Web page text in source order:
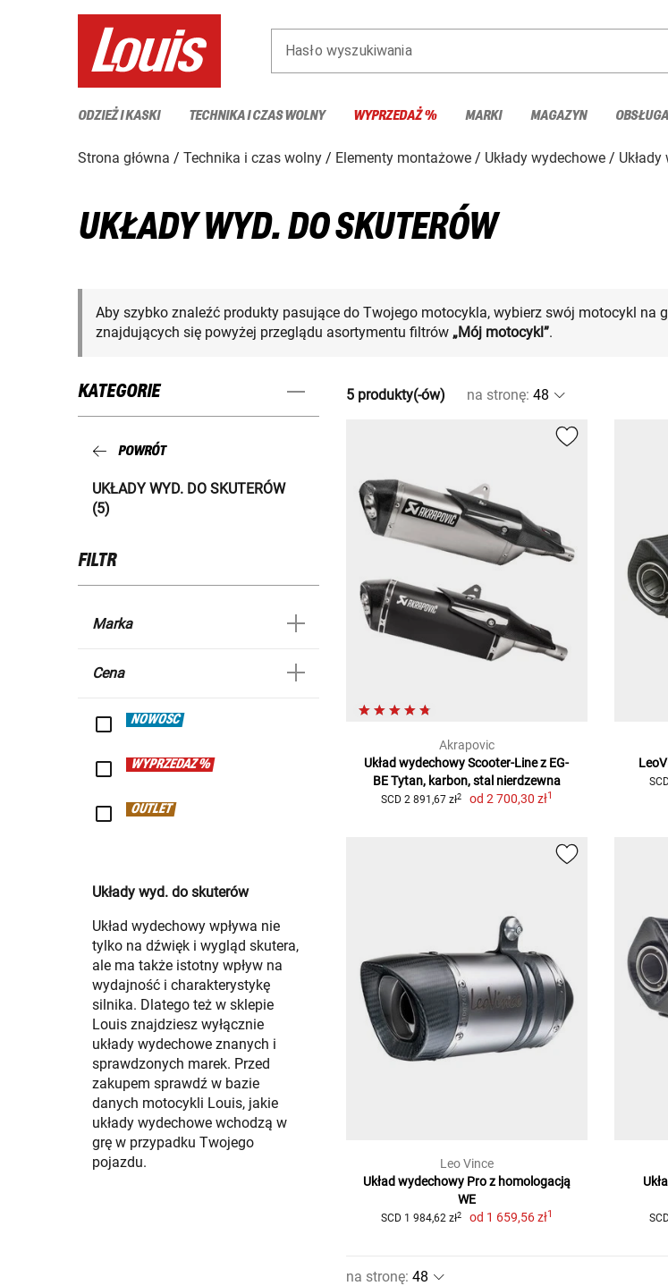
Hasło wyszukiwania
ODZIEŻ I KASKI TECHNIKA I CZAS WOLNY WYPRZEDAŻ % MARKI MAGAZYN
Strona główna Technika i czas wolny Elementy montażowe Układy wydechowe
UKŁADY WYD. DO SKUTERÓW
Aby szybko znaleźć produkty pasujące do Twojego motocykla, wybierz swój motocykl na
znajdujących się powyżej przeglądu asortymentu filtrów „Mój motocykl”.
KATEGORIE
POWRÓT
UKŁADY WYD. DO SKUTERÓW
(5)
FILTR
Marka
Cena
NOWOŚĆ
WYPRZEDAŻ %
OUTLET
Układy wyd. do skuterów
Układ wydechowy wpływa nie
tylko na dźwięk i wygląd skutera,
ale ma także istotny wpływ na
wydajność i charakterystykę
silnika. Dlatego też w sklepie
Louis znajdziesz wyłącznie
układy wydechowe znanych i
sprawdzonych marek. Przed
zakupem sprawdź w bazie
danych motocykli Louis, jakie
układy wydechowe wchodzą w
grę w przypadku Twojego
pojazdu.
5 produkty(-ów) na stronę:
Akrapovic
Układ wydechowy Scooter-Line z EG-
BE Tytan, karbon, stal nierdzewna
SCD 2 891,67 zł2 od2 700,30 zł1
Leo Vince
Układ wydechowy Pro z homologacją
WE
SCD 1 984,62 zł2 od 1 659,56 zł1
na stronę: